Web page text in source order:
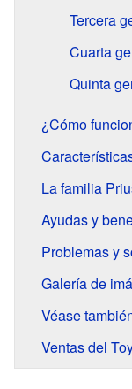
Tercera
Cuarta
Quinta
¿Cómo
La familia
Ayudas y
Problemas y
Galería de
Véase
Ventas del